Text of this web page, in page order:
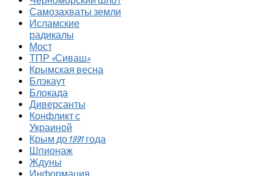
Самозахваты земли
Исламские
радикалы
Мост
ТПР «Сиваш»
Крымская весна
Блэкаут
Блокада
Диверсанты
Конфликт с
Украиной
Крым до 1991 года
Шпионаж
Ждуны
Информация